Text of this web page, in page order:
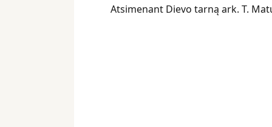
Atsimenant Dievo tarną ark. T.